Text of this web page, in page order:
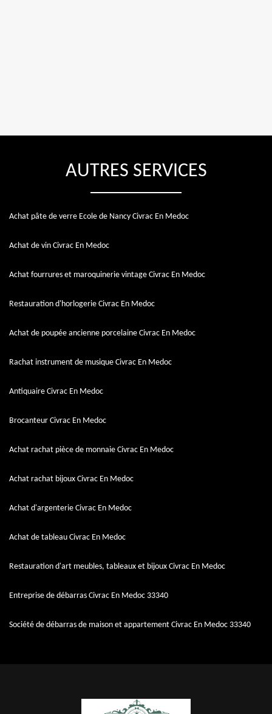
AUTRES SERVICES
Achat pâte de verre Ecole de Nancy Civrac En Medoc
Achat de vin Civrac En Medoc
Achat fourrures et maroquinerie vintage Civrac En Medoc
Restauration d'horlogerie Civrac En Medoc
Achat de poupée ancienne porcelaine Civrac En Medoc
Rachat instrument de musique Civrac En Medoc
Antiquaire Civrac En Medoc
Brocanteur Civrac En Medoc
Achat rachat pièce de monnaie Civrac En Medoc
Achat rachat bijoux Civrac En Medoc
Achat d'argenterie Civrac En Medoc
Achat de tableau Civrac En Medoc
Restauration d'art meubles, tableaux et bijoux Civrac En Medoc
Entreprise de débarras Civrac En Medoc 33340
Société de débarras de maison et appartement Civrac En Medoc 33340